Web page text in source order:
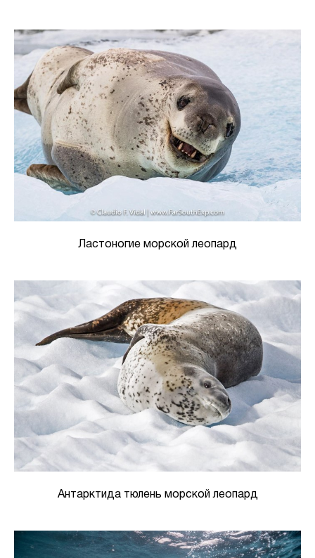
Ластоногие морской леопард
Антарктида тюлень морской леопард